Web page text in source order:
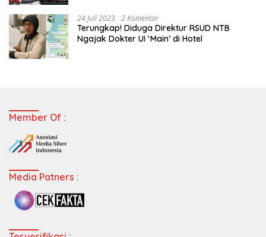
24 Juli 2023 2 Komentar
Terungkap! Diduga Direktur RSUD NTB
Ngajak Dokter UI ‘Main’ di Hotel
Member Of :
Media Patners :